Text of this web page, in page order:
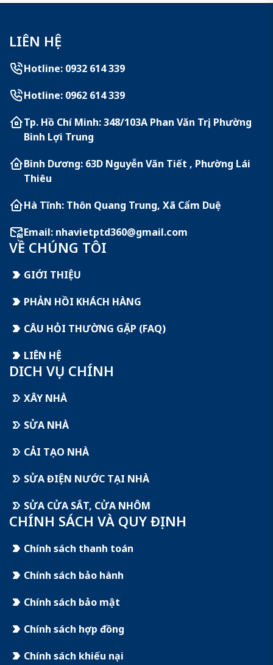
LIÊN HỆ
Hotline: 0932 614 339
Hotline: 0962 614 339
Tp. Hồ Chí Minh: 348/103A Phan Văn Trị, Phường
Bình Lợi Trung
Bình Dương: 63D Nguyễn Văn Tiết , Phường Lái
Thiêu
Hà Tĩnh: Thôn Quang Trung, Xã Cẩm Duệ
Email: nhavietptd360@gmail.com
VỀ CHÚNG TÔI
GIỚI THIỆU
PHẢN HỒI KHÁCH HÀNG
CÂU HỎI THƯỜNG GẶP (FAQ)
LIÊN HỆ
DỊCH VỤ CHÍNH
XÂY NHÀ
SỬA NHÀ
CẢI TẠO NHÀ
SỬA ĐIỆN NƯỚC TẠI NHÀ
SỬA CỬA SẮT, CỬA NHÔM
CHÍNH SÁCH VÀ QUY ĐỊNH
Chính sách thanh toán
Chính sách bảo hành
Chính sách bảo mật
Chính sách hợp đồng
Chính sách khiếu nại